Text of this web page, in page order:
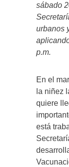
sábado
urbanos
p.m.
En el
la niñez
quiere
está